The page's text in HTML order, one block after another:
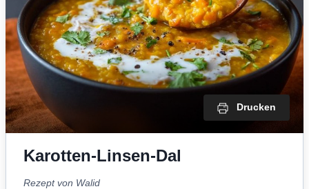
Drucken
Karotten-Linsen-Dal
Rezept von Walid